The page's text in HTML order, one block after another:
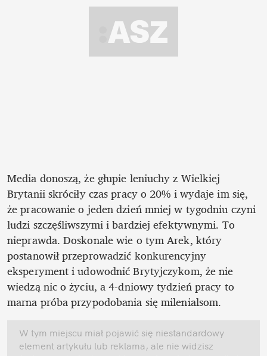
Media donoszą, że głupie leniuchy z Wielkiej
Brytanii skróciły czas pracy o 20% i wydaje im się,
że pracowanie o jeden dzień mniej w tygodniu czyni
ludzi szczęśliwszymi i bardziej efektywnymi. To
nieprawda. Doskonale wie o tym Arek, który
postanowił przeprowadzić konkurencyjny
eksperyment i udowodnić Brytyjczykom, że nie
wiedzą nic o życiu, a 4-dniowy tydzień pracy to
marna próba przypodobania się milenialsom.
W tym miejscu miał pojawić się niestandardowy
element artykułu lub reklama, ale nie widzisz